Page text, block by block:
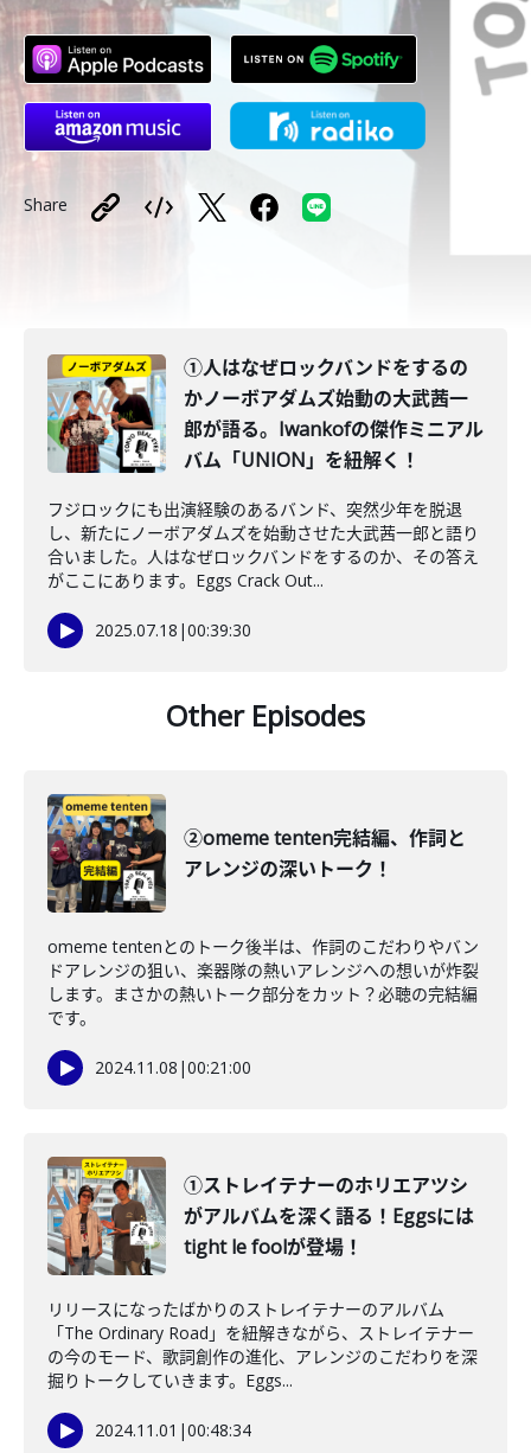
Share
①人はなぜロックバンドをするの
かノーボアダムズ始動の大武茜一
郎が語る。Iwankofの傑作ミニアル
バム「UNION」を紐解く！
フジロックにも出演経験のあるバンド、突然少年を脱退
し、新たにノーボアダムズを始動させた大武茜一郎と語り
合いました。人はなぜロックバンドをするのか、その答え
がここにあります。Eggs Crack Out...
2025.07.18 |00:39:30
Other Episodes
②omeme tenten完結編、作詞と
アレンジの深いトーク！
omeme tentenとのトーク後半は、作詞のこだわりやバン
ドアレンジの狙い、楽器隊の熱いアレンジへの想いが炸裂
します。まさかの熱いトーク部分をカット？必聴の完結編
です。
2024.11.08 |00:21:00
①ストレイテナーのホリエアツシ
がアルバムを深く語る！Eggsには
tight le foolが登場！
リリースになったばかりのストレイテナーのアルバム
「The Ordinary Road」を紐解きながら、ストレイテナー
の今のモード、歌詞創作の進化、アレンジのこだわりを深
掘りトークしていきます。Eggs...
2024.11.01 |00:48:34